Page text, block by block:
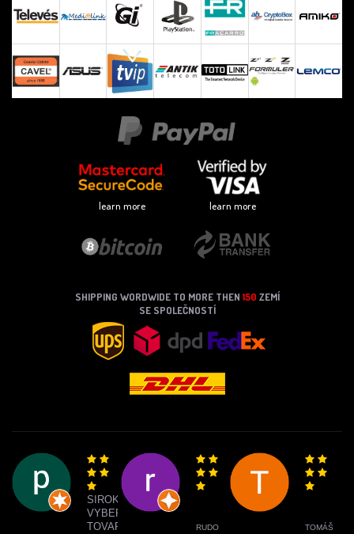
learn more learn more
SHIPPING WORDWIDE TO MORE THEN150 ZEMÍ
SE SPOLEČNOSTÍ
SIROKY
VYBER
TOVARU
RUDO TOMÁŠ